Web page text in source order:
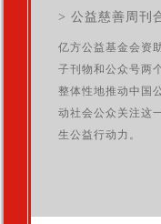
> 公益慈善周刊
亿方公益基金会资
子刊物和公众号两
整体性地推动中国
动社会公众关注这
生公益行动力。